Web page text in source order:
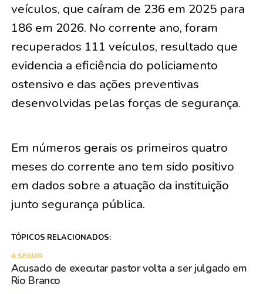
veículos, que caíram de 236 em 2025 para
186 em 2026. No corrente ano, foram
recuperados 111 veículos, resultado que
evidencia a eficiência do policiamento
ostensivo e das ações preventivas
desenvolvidas pelas forças de segurança.
Em números gerais os primeiros quatro
meses do corrente ano tem sido positivo
em dados sobre a atuação da instituição
junto segurança pública.
TÓPICOS RELACIONADOS:
A SEGUIR
Acusado de executar pastor volta a ser julgado em
Rio Branco